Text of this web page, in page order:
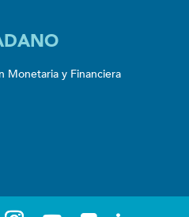
Monetaria y Financiera